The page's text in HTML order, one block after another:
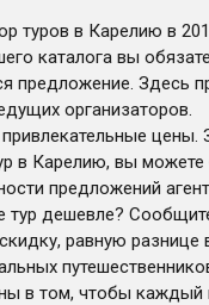
туров в Карелию в
каталога вы
предложение. Здесь
организаторов.
цены.
в Карелию, вы
предложений
тур дешевле?
равную разнице
в том, чтобы каждый